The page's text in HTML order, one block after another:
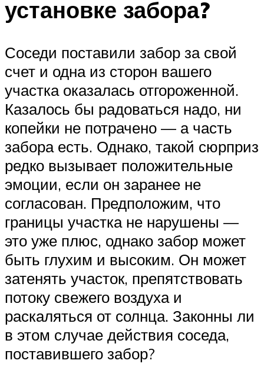
установке забора?
Соседи поставили забор за свой
счет и одна из сторон вашего
участка оказалась отгороженной.
Казалось бы радоваться надо, ни
копейки не потрачено — а часть
забора есть. Однако, такой сюрприз
редко вызывает положительные
эмоции, если он заранее не
согласован. Предположим, что
границы участка не нарушены —
это уже плюс, однако забор может
быть глухим и высоким. Он может
затенять участок, препятствовать
потоку свежего воздуха и
раскаляться от солнца. Законны ли
в этом случае действия соседа,
поставившего забор?